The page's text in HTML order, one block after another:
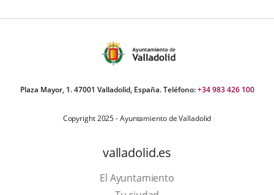
Plaza Mayor, 1. 47001 Valladolid, España. Teléfono:+34 983 426 100
Copyright 2025 - Ayuntamiento de Valladolid
valladolid.es
El Ayuntamiento